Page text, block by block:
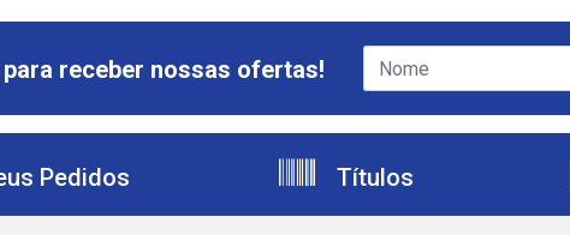
receber nossas ofertas!
Pedidos Títulos